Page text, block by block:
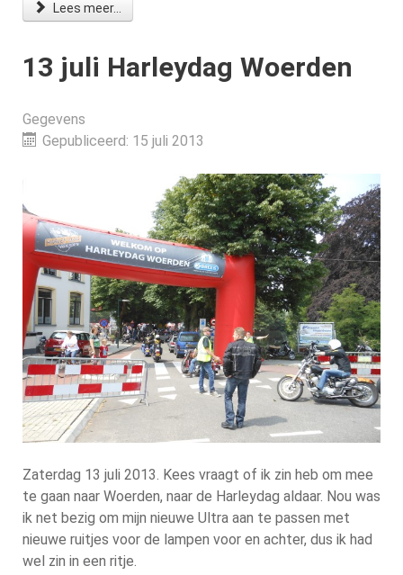
Lees meer...
13 juli Harleydag Woerden
Gegevens
Gepubliceerd: 15 juli 2013
Zaterdag 13 juli 2013. Kees vraagt of ik zin heb om mee
te gaan naar Woerden, naar de Harleydag aldaar. Nou was
ik net bezig om mijn nieuwe Ultra aan te passen met
nieuwe ruitjes voor de lampen voor en achter, dus ik had
wel zin in een ritje.